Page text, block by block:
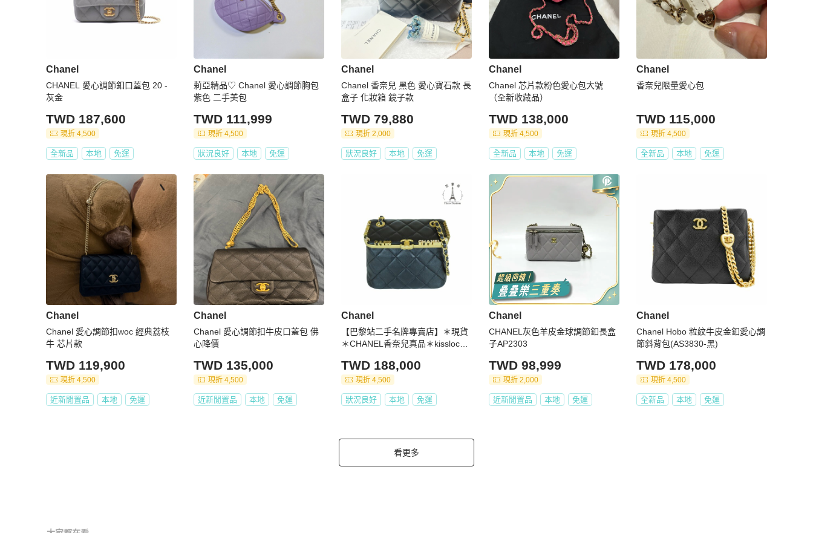
Chanel
CHANEL 愛心調節釦口蓋包 20 -
灰金
TWD 187,600
現折 4,500
全新品 本地 免運
Chanel
莉亞精品♡ Chanel 愛心調節胸包
紫色 二手美包
TWD 111,999
現折 4,500
狀況良好 本地 免運
Chanel
Chanel 香奈兒 黑色 愛心寶石款 長
盒子 化妝箱 鏡子款
TWD 79,880
現折 2,000
狀況良好 本地 免運
Chanel
Chanel 芯片款粉色愛心包大號
（全新收藏品）
TWD 138,000
現折 4,500
全新品 本地 免運
Chanel
香奈兒限量愛心包
TWD 115,000
現折 4,500
全新品 本地 免運
Chanel
Chanel 愛心調節扣woc 經典荔枝
牛 芯片款
TWD 119,900
現折 4,500
近新閒置品 本地 免運
Chanel
Chanel 愛心調節扣牛皮口蓋包 佛
心降價
TWD 135,000
現折 4,500
近新閒置品 本地 免運
Chanel
【巴黎站二手名牌專賣店】＊現貨
＊CHANEL香奈兒真品＊kisslock
吸釦斜背鏈包
TWD 188,000
現折 4,500
狀況良好 本地 免運
Chanel
CHANEL灰色羊皮金球調節釦長盒
子AP2303
TWD 98,999
現折 2,000
近新閒置品 本地 免運
Chanel
Chanel Hobo 粒紋牛皮金釦愛心調
節斜背包(AS3830-黑)
TWD 178,000
現折 4,500
全新品 本地 免運
看更多